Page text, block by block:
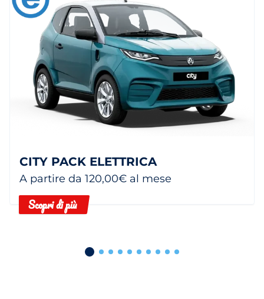
CITY PACK ELETTRICA
A partire da 120,00€ al mese
Scopri di più